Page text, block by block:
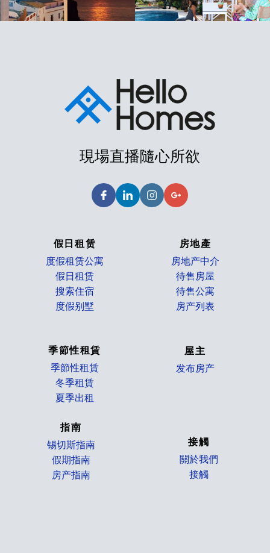
現場直播隨心所欲
假日租赁
度假租赁公寓
假日租赁
搜索住宿
度假别墅
季節性租賃
季節性租賃
冬季租賃
夏季出租
房地產
房地产中介
待售房屋
待售公寓
房产列表
屋主
发布房产
指南
锡切斯指南
假期指南
房产指南
接觸
關於我們
接觸